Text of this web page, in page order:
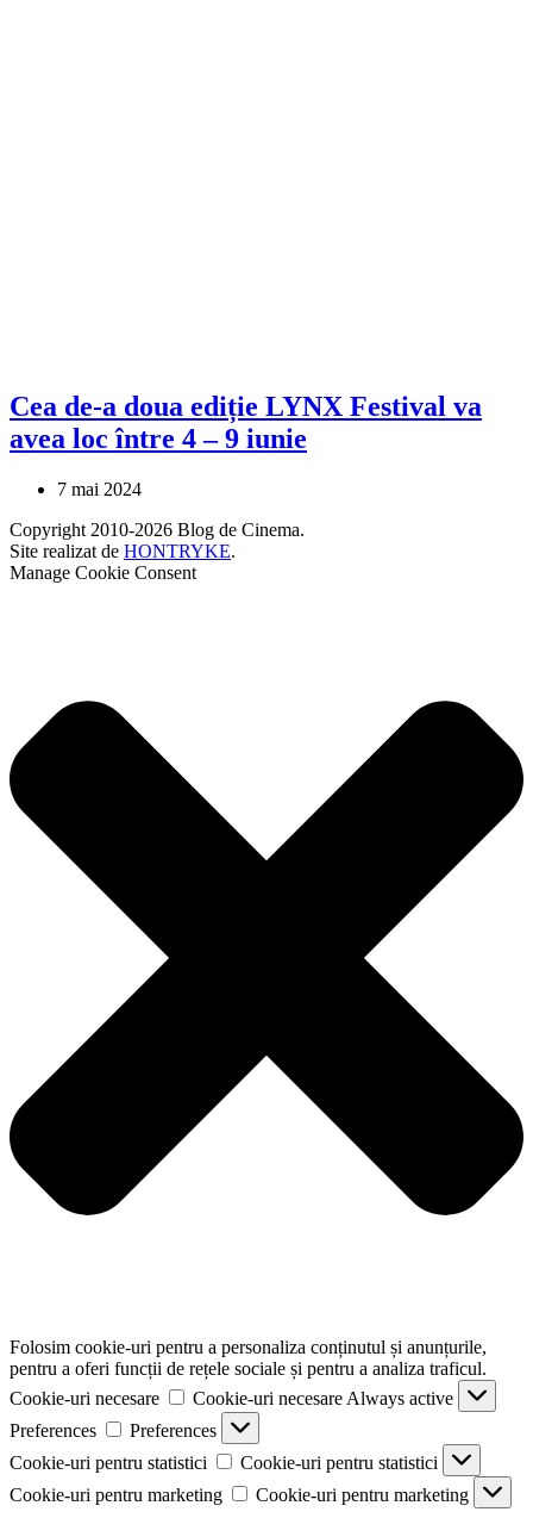
Cea de-a doua ediție LYNX Festival va
avea loc între 4 – 9 iunie
7 mai 2024
Copyright 2010-2026 Blog de Cinema.
Site realizat de HONTRYKE.
Manage Cookie Consent
Folosim cookie-uri pentru a personaliza conținutul și anunțurile,
pentru a oferi funcții de rețele sociale și pentru a analiza traficul.
Cookie-uri necesare
Cookie-uri necesare Always active
Preferences
Preferences
Cookie-uri pentru statistici
Cookie-uri pentru statistici
Cookie-uri pentru marketing
Cookie-uri pentru marketing